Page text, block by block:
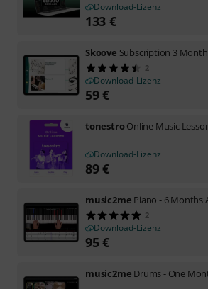
Download-Lizenz
133 €
Skoove Subscription 3
2
Download-Lizenz
59€
tonestroOnline Music
Download-Lizenz
89€
music2me Piano - 6 Months
2
Download-Lizenz
95€
music2me Drums - One